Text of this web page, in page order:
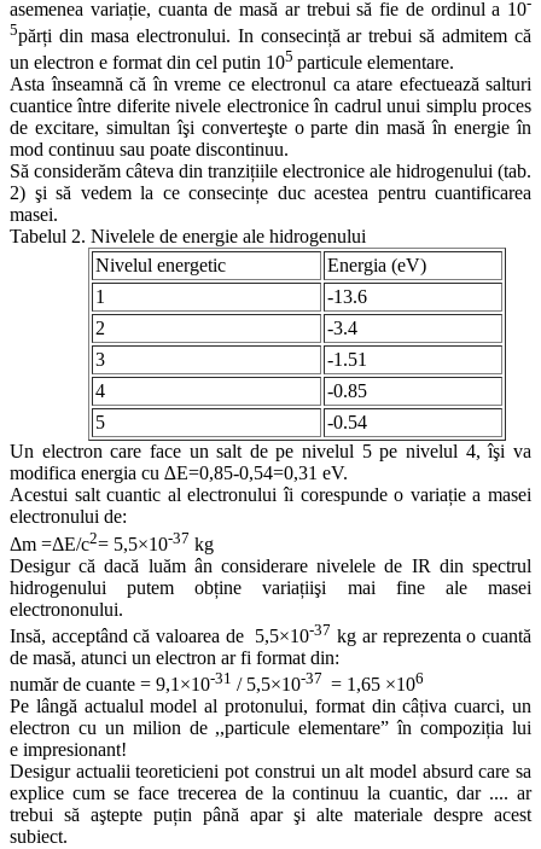
asemenea variație, cuanta de masă ar trebui să fie de ordinul a 10
5părți din masa electronului. In consecință ar trebui să admitem că
un electron e format din cel putin 105 particule elementare.
Asta înseamnă că în vreme ce electronul ca atare efectuează salturi
cuantice între diferite nivele electronice în cadrul unui simplu proces
de excitare, simultan îşi converteşte o parte din masă în energie în
mod continuu sau poate discontinuu.
Să considerăm câteva din tranzițiile electronice ale hidrogenului (tab.
2) şi să vedem la ce consecințe duc acestea pentru cuantificarea
masei.
Tabelul 2. Nivelele de energie ale hidrogenului
Nivelul energetic
Energia (eV)
1
-13.6
2
-3.4
3
-1.51
4
-0.85
5
-0.54
Un electron care face un salt de pe nivelul 5 pe nivelul 4, îşi va
modifica energia cu ∆E=0,85-0,54=0,31 eV.
Acestui salt cuantic al electronului îi corespunde o variație a masei
electronului de:
Δm =ΔE/c2= 5,5×10-37 kg
Desigur că dacă luăm ân considerare nivelele de IR din spectrul
hidrogenului putem obține variațiişi mai fine ale masei
electrononului.
Insă, acceptând că valoarea de 5,5×10-37 kg ar reprezenta o cuantă
de masă, atunci un electron ar fi format din:
număr de cuante = 9,1×10-31 / 5,5×10-37 = 1,65 ×106
Pe lângă actualulmodel alprotonului, format dincâțivacuarci, un
electron cu un milion de ,,particuleelementare” încompozițialui
e impresionant!
Desigur actualii teoreticieni pot construi un alt model absurd care sa
explice cum se face trecerea de la continuu la cuantic, dar .... ar
trebui să aştepte puțin până apar şi alte materiale despre acest
subiect.